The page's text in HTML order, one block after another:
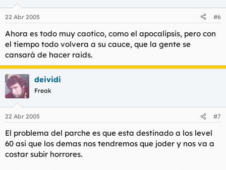
22 Abr 2005 #6
Ahora es todo muy caotico, como el apocalipsis, pero con
el tiempo todo volvera a su cauce, que la gente se
cansará de hacer raids.
deividi
Freak
22 Abr 2005 #7
El problema del parche es que esta destinado a los level
60 asi que los demas nos tendremos que joder y nos va a
costar subir horrores.